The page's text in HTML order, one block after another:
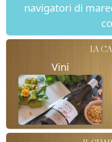
navigatori di
LA
Vini